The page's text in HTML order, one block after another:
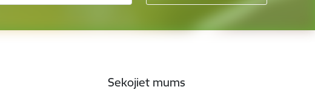
Sekojiet mums